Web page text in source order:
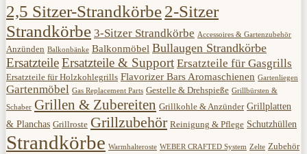
2,5 Sitzer-Strandkörbe2-Sitzer
Strandkörbe 3-Sitzer Strandkörbe Accessoires & Gartenzubehör
Anzünden Balkonbänke Balkonmöbel Bullaugen Strandkörbe
ErsatzteileErsatzteile & Support Ersatzteile für Gasgrills
Ersatzteile für Holzkohlegrills Flavorizer Bars Aromaschienen Gartenliegen
Gartenmöbel Gas Replacement Parts Gestelle & Drehspieße Grillbürsten &
Schaber Grillen & Zubereiten Grillkohle & Anzünder Grillplatten
& Planchas Grillroste Grillzubehör Reinigung & Pflege Schutzhüllen
Strandkörbe Warmhalteroste WEBER CRAFTED System Zelte Zubehör